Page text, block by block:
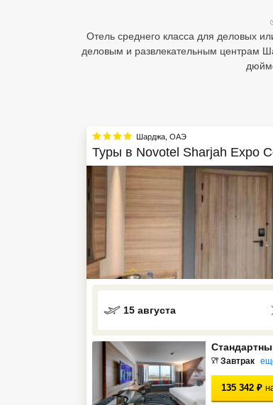
Отель среднего класса для деловых
деловым и развлекательным центрам
Шарджа ОАЭ
Туры в Novotel Sharjah Expo
15 августа
Завтрак
135 342 ₽
Большой Сочи
ТОП 10 лучших отелей 5*